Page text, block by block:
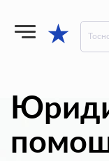
★